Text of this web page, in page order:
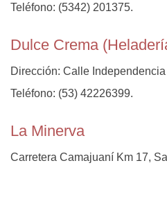
Teléfono: (5342) 201375.
Dulce Crema
Dirección: Calle
Teléfono: (53) 42226399.
La Minerva
Carretera Camajuaní Km 17,